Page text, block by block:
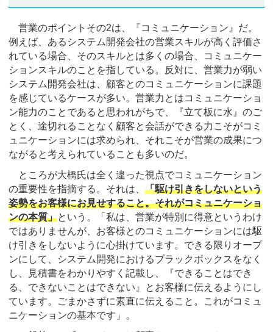
営業のポイントその2は、『コミュニケーション』だ。
例えば、あるシステム開発会社の営業スキルが高く評価さ
れている場合、そのスキルとは多くの場合、コミュニケー
ションスキルのことを指している。反対に、営業力が弱い
システム開発会社は、顧客とのコミュニケーションに課題
を感じているケースが多い。営業力とはコミュニケーショ
ン能力のことであると思われがちで、『立て板に水』のご
とく、途切れることなく顧客と会話ができる力こそがコミ
ュニケーションには求められ、それこそが営業の成果につ
ながると考えられていることも多いのだ。
ところが大橋氏は全く違った視点でコミュニケーション
の重要性を指摘する。それは、 「駆け引きをしないという
姿勢をお客様にお見せすること。それがコミュニケーショ
ンの本質」という。「私は、営業が特別に得意というわけ
ではありませんが、お客様とのコミュニケーションには駆
け引きをしないように心掛けています。できる限りオープ
ンにして、システム開発におけるブラックボックスをなく
し、見積書をわかりやすく記載し、『できることはでき
る、できないことはできない』とお客様に伝えるようにし
ています。ごまかさずに素直に伝えること。これがコミュ
ニケーションの基本です」。